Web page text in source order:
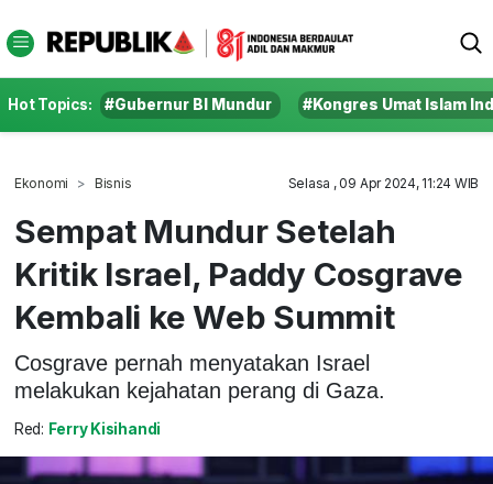
Hot Topics: #Gubernur BI Mundur #Kongres Umat Islam
Ekonomi Bisnis Selasa , 09 Apr 2024, 11:24 WIB
Sempat Mundur Setelah
Kritik Israel, Paddy Cosgrave
Kembali ke Web Summit
Cosgrave pernah menyatakan Israel
melakukan kejahatan perang di Gaza.
Red: Ferry Kisihandi